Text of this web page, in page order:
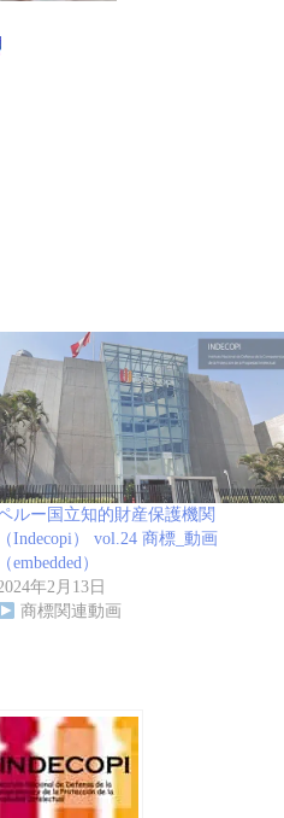
ルー国立知的財産保護機関
（Indecopi） vol.24 商標_動画
（embedded）
年2月13日
商標関連動画